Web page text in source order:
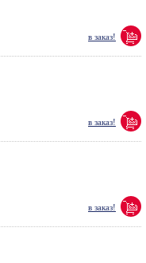
в заказ!
в заказ!
в заказ!